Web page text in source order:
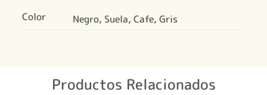
Color Negro, Suela, Cafe, Gris
Productos Relacionados